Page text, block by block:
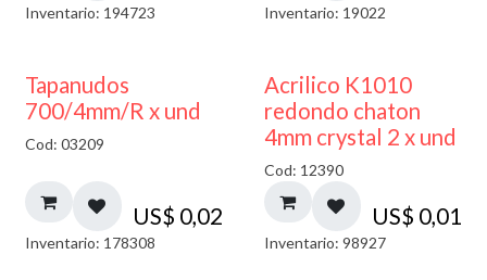
Inventario: 194723 Inventario: 19022
Tapanudos
700/4mm/R x und
Cod: 03209
US$ 0,02
Inventario: 178308
50% DESCUENTO
Acrilico K1010
redondo chaton
4mm crystal 2 x und
Cod: 12390
US$ 0,01
Inventario: 98927